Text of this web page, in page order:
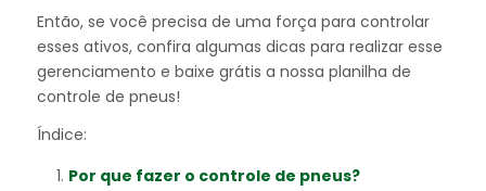
Então, se você precisa de uma força para controlar
esses ativos, confira algumas dicas para realizar esse
gerenciamento e baixe grátis a nossa planilha de
controle de pneus!
Índice:
Por que fazer o controle de pneus?